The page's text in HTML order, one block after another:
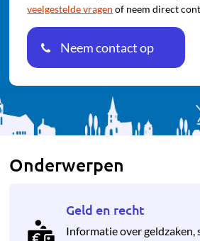
veelgestelde vragen of neem direct
Neem contact op
Onderwerpen
Geld en recht
Informatie over geldzaken,